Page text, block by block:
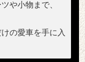
や小物まで、
の愛車を手に入